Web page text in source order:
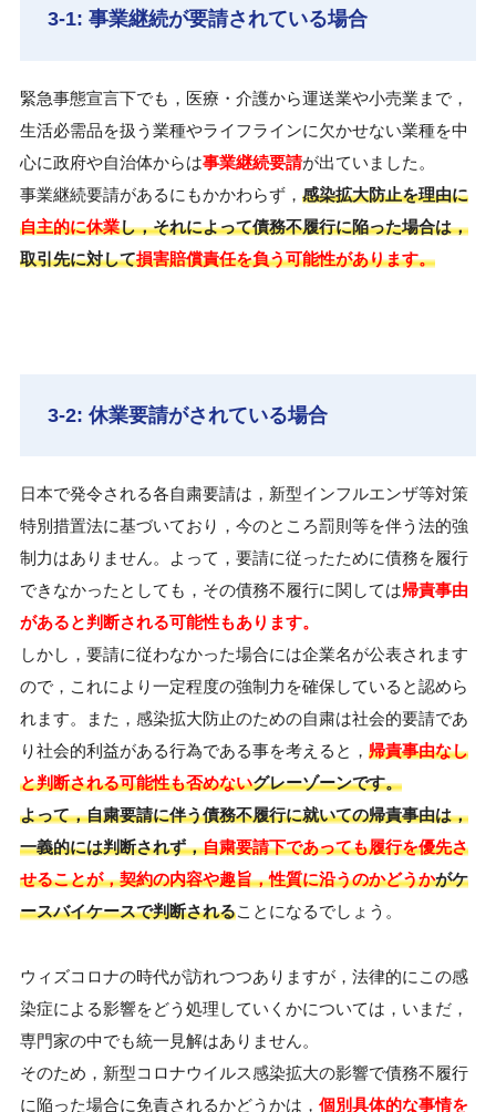
3-1: 事業継続が要請されている場合
緊急事態宣言下でも，医療・介護から運送業や小売業まで，
生活必需品を扱う業種やライフラインに欠かせない業種を中
心に政府や自治体からは事業継続要請が出ていました。
事業継続要請があるにもかかわらず， 感染拡大防止を理由に
自主的に休業し，それによって債務不履行に陥った場合は，
取引先に対して損害賠償責任を負う可能性があります。
3-2: 休業要請がされている場合
日本で発令される各自粛要請は，新型インフルエンザ等対策
特別措置法に基づいており，今のところ罰則等を伴う法的強
制力はありません。よって，要請に従ったために債務を履行
できなかったとしても，その債務不履行に関しては帰責事由
があると判断される可能性もあります。
しかし，要請に従わなかった場合には企業名が公表されます
ので，これにより一定程度の強制力を確保していると認めら
れます。また，感染拡大防止のための自粛は社会的要請であ
り社会的利益がある行為である事を考えると， 帰責事由なし
と判断される可能性も否めないグレーゾーンです。
よって，自粛要請に伴う債務不履行に就いての帰責事由は，
一義的には判断されず，自粛要請下であっても履行を優先さ
せることが，契約の内容や趣旨，性質に沿うのかどうかがケ
ースバイケースで判断されることになるでしょう。
ウィズコロナの時代が訪れつつありますが，法律的にこの感
染症による影響をどう処理していくかについては，いまだ，
専門家の中でも統一見解はありません。
そのため，新型コロナウイルス感染拡大の影響で債務不履行
に陥った場合に免責されるかどうかは， 個別具体的な事情を